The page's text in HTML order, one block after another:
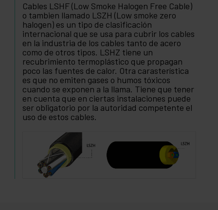
Cables LSHF (Low Smoke Halogen Free Cable)
o tambien llamado LSZH (Low smoke zero
halogen) es un tipo de clasificación
internacional que se usa para cubrir los cables
en la industria de los cables tanto de acero
como de otros tipos. LSHZ tiene un
recubrimiento termoplástico que propagan
poco las fuentes de calor. Otra carasterística
es que no emiten gases o humos tóxicos
cuando se exponen a la llama. Tiene que tener
en cuenta que en ciertas instalaciones puede
ser obligatorio por la autoridad competente el
uso de estos cables.